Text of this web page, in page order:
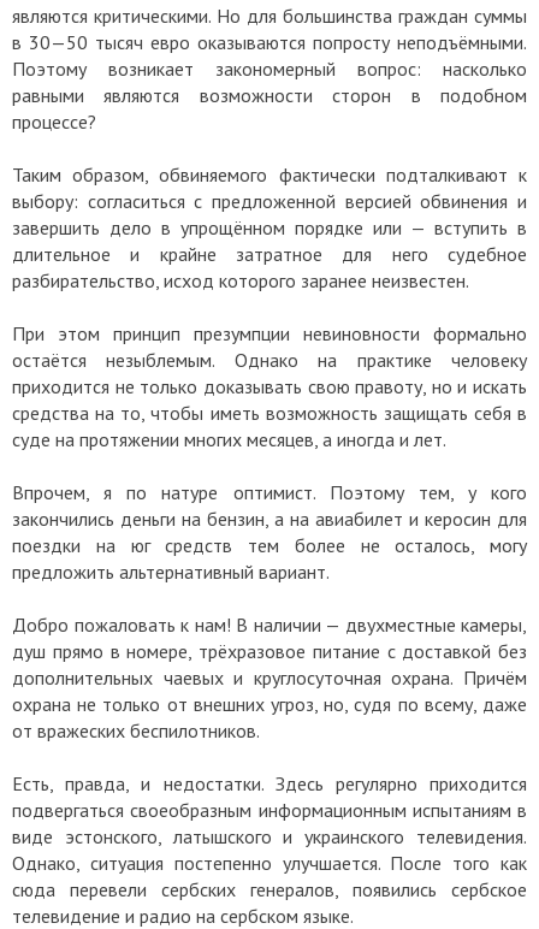
являются критическими. Но для большинства граждан суммы
в 30—50 тысяч евро оказываются попросту неподъёмными.
Поэтому возникает закономерный вопрос: насколько
равными являются возможности сторон в подобном
процессе?
Таким образом, обвиняемого фактически подталкивают к
выбору: согласиться с предложенной версией обвинения и
завершить дело в упрощённом порядке или — вступить в
длительное и крайне затратное для него судебное
разбирательство, исход которого заранее неизвестен.
При этом принцип презумпции невиновности формально
остаётся незыблемым. Однако на практике человеку
приходится не только доказывать свою правоту, но и искать
средства на то, чтобы иметь возможность защищать себя в
суде на протяжении многих месяцев, а иногда и лет.
Впрочем, я по натуре оптимист. Поэтому тем, у кого
закончились деньги на бензин, а на авиабилет и керосин для
поездки на юг средств тем более не осталось, могу
предложить альтернативный вариант.
Добро пожаловать к нам! В наличии — двухместные камеры,
душ прямо в номере, трёхразовое питание с доставкой без
дополнительных чаевых и круглосуточная охрана. Причём
охрана не только от внешних угроз, но, судя по всему, даже
от вражеских беспилотников.
Есть, правда, и недостатки. Здесь регулярно приходится
подвергаться своеобразным информационным испытаниям в
виде эстонского, латышского и украинского телевидения.
Однако, ситуация постепенно улучшается. После того как
сюда перевели сербских генералов, появились сербское
телевидение и радио на сербском языке.